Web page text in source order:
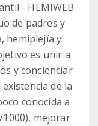
- HEMIWEB
de padres y
hemiplejía y
es unir a
y concienciar
de la
conocida a
1000), mejorar